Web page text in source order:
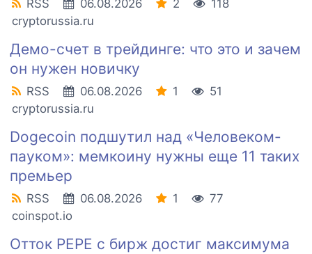
RSS 06.08.2026 2
118
cryptorussia.ru
Демо-счет в трейдинге: что это и зачем
он нужен новичку
RSS 06.08.2026 1
51
cryptorussia.ru
Dogecoin подшутил над «Человеком-
пауком»: мемкоину нужны еще 11 таких
премьер
RSS 06.08.2026 1
77
coinspot.io
Отток PEPE с бирж достиг максимума